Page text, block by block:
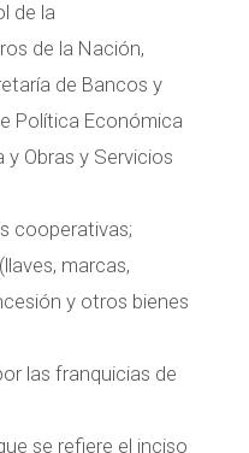
de la
de la Nación,
de Bancos y
Política Económica
Obras y Servicios
cooperativas;
marcas,
y otros bienes
las franquicias de
se refiere el inciso